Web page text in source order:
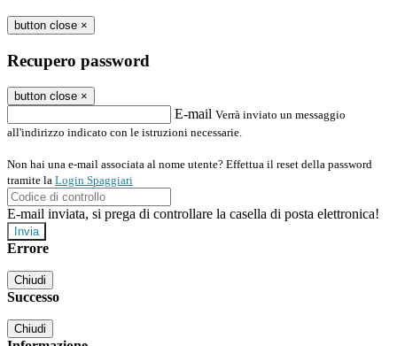
button close ×
Recupero password
button close ×
E-mail Verrà inviato un messaggio
all'indirizzo indicato con le istruzioni necessarie.
Non hai una e-mail associata al nome utente? Effettua il reset della password
tramite la Login Spaggiari
E-mail inviata, si prega di controllare la casella di posta elettronica!
Errore
Chiudi
Successo
Chiudi